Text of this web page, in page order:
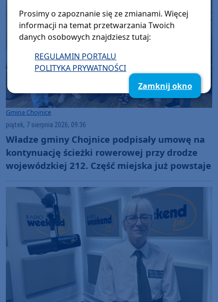
Gmina Chojnice
piątek, 7 sierpnia 2026, 09:36
Władze gminy Chojnice podpisały umowę na
kontynuację ścieżki rowerowej przy drodze
wojewódzkiej 212. Część miejska już powstaje
Prosimy o zapoznanie się ze zmianami. Więcej
informacji na temat przetwarzania Twoich
danych osobowych znajdziesz tutaj:
REGULAMIN PORTALU
POLITYKA PRYWATNOŚCI
Zamknij okno